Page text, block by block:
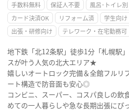
手数料無料
保証人不要 風呂･トイレ別
カード決済OK
リフォーム済 学生向け
出張・研修向け
テレワーク・在宅勤務可
地下鉄「北12条駅」徒歩1分「札幌駅
スが叶う人気の北大エリア★
嬉しいオートロック完備＆全館フルリ
ート構造で防音面も安心◎
コンビニ、スーパー、コスパ良しの
めての一人暮らしや急な長期出張にぴ